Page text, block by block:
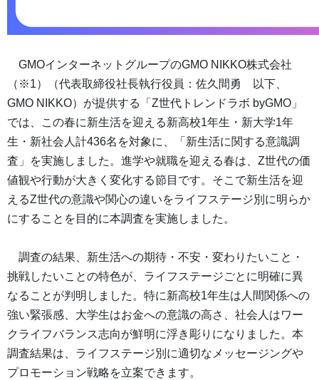
GMOインターネットグループのGMO NIKKO株式会社
（※1）（代表取締役社長執行役員：佐久間勇 以下、
GMO NIKKO）が提供する「Z世代トレンドラボ byGMO」
では、この春に新生活を迎える新高校1年生・新大学1年
生・新社会人計436名を対象に、「新生活に関する意識調
査」を実施しました。進学や就職を迎える春は、Z世代の価
値観や行動が大きく変化する節目です。そこで新生活を迎
えるZ世代の意識や関心の違いをライフステージ別に明らか
にすることを目的に本調査を実施しました。
調査の結果、新生活への期待・不安・変わりたいこと・
挑戦したいことの特色が、ライフステージごとに明確に異
なることが判明しました。特に新高校1年生は人間関係への
強い緊張感、大学生はお金への意識の高さ、社会人はワー
クライフバランス志向が鮮明に浮き彫りになりました。本
調査結果は、ライフステージ別に適切なメッセージングや
プロモーション戦略を立案できます。